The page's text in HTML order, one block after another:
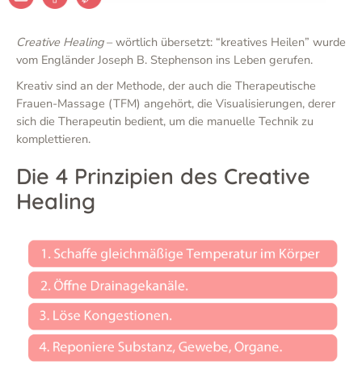
Creative Healing– wörtlich übersetzt: “kreatives Heilen” wurde
vom Engländer Joseph B. Stephenson ins Leben gerufen.
Kreativ sind an der Methode, der auch die Therapeutische
Frauen-Massage (TFM) angehört, die Visualisierungen, derer
sich die Therapeutin bedient, um die manuelle Technik zu
komplettieren.
Die 4 Prinzipien des Creative
Healing